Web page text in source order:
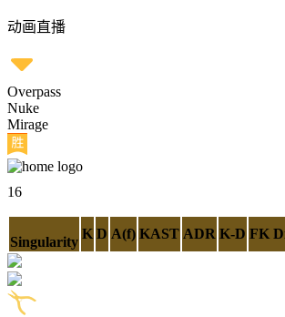
动画直播
Overpass
Nuke
Mirage
16
Singularity
K D A(f) KAST ADR K-D FK